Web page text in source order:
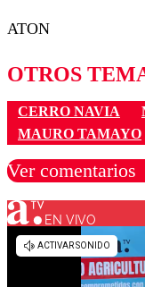
ATON
OTROS
CERRO NAVIA
MAURO TAMAYO
Ver comentarios
Los
EN VIVO